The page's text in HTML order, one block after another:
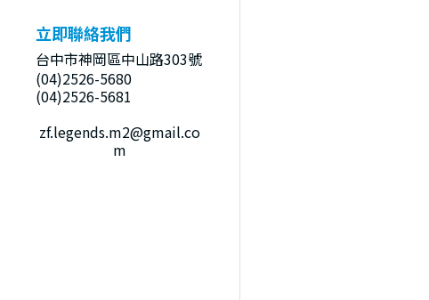
立即聯絡我們
台中市神岡區中山路303號
(04)2526-5680
(04)2526-5681
zf.legends.m2@gmail.co
m